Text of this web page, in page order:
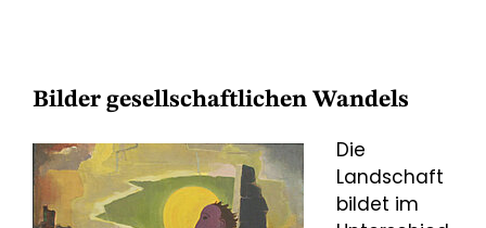
Bilder gesellschaftlichen Wandels
Die
Landschaft
bildet im